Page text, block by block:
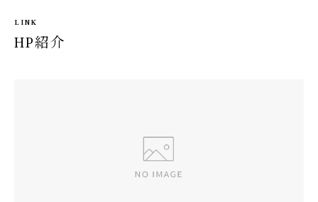
LINK
HP紹介